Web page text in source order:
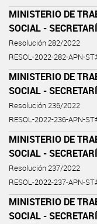
MINISTERIO DE
SOCIAL -
Resolución 282/2022
RESOL-2022-282-APN-
MINISTERIO DE
SOCIAL -
Resolución 236/2022
RESOL-2022-236-APN-
MINISTERIO DE
SOCIAL -
Resolución 237/2022
RESOL-2022-237-APN-
MINISTERIO DE
SOCIAL -